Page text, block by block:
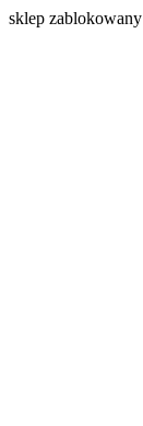
sklep zablokowany